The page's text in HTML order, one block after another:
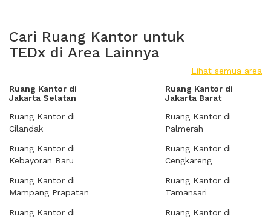
Cari Ruang Kantor untuk
TEDx di Area Lainnya
Lihat semua area
Ruang Kantor di
Jakarta Selatan
Ruang Kantor di
Cilandak
Ruang Kantor di
Kebayoran Baru
Ruang Kantor di
Mampang Prapatan
Ruang Kantor di
Ruang Kantor di
Jakarta Barat
Ruang Kantor di
Palmerah
Ruang Kantor di
Cengkareng
Ruang Kantor di
Tamansari
Ruang Kantor di